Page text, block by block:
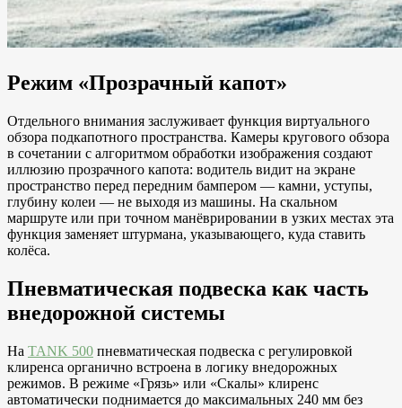
Режим «Прозрачный капот»
Отдельного внимания заслуживает функция виртуального
обзора подкапотного пространства. Камеры кругового обзора
в сочетании с алгоритмом обработки изображения создают
иллюзию прозрачного капота: водитель видит на экране
пространство перед передним бампером — камни, уступы,
глубину колеи — не выходя из машины. На скальном
маршруте или при точном манёврировании в узких местах эта
функция заменяет штурмана, указывающего, куда ставить
колёса.
Пневматическая подвеска как часть
внедорожной системы
На TANK 500 пневматическая подвеска с регулировкой
клиренса органично встроена в логику внедорожных
режимов. В режиме «Грязь» или «Скалы» клиренс
автоматически поднимается до максимальных 240 мм без